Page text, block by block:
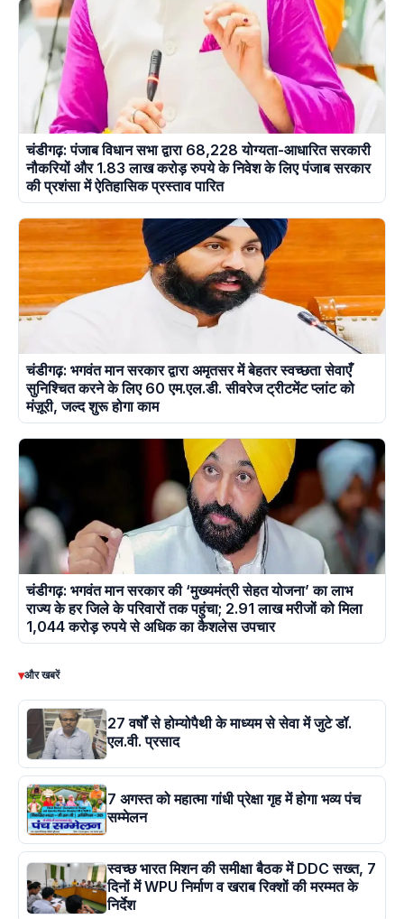
चंडीगढ़: पंजाब विधान सभा द्वारा 68,228 योग्यता-आधारित सरकारी
नौकरियों और 1.83 लाख करोड़ रुपये के निवेश के लिए पंजाब सरकार
की प्रशंसा में ऐतिहासिक प्रस्ताव पारित
चंडीगढ़: भगवंत मान सरकार द्वारा अमृतसर में बेहतर स्वच्छता सेवाएँ
सुनिश्चित करने के लिए 60 एम.एल.डी. सीवरेज ट्रीटमेंट प्लांट को
मंज़ूरी, जल्द शुरू होगा काम
चंडीगढ़: भगवंत मान सरकार की ‘मुख्यमंत्री सेहत योजना’ का लाभ
राज्य के हर जिले के परिवारों तक पहुंचा; 2.91 लाख मरीजों को मिला
1,044 करोड़ रुपये से अधिक का कैशलेस उपचार
▾और खबरें
27 वर्षों से होम्योपैथी के माध्यम से सेवा में जुटे डॉ.
एल.वी. प्रसाद
7 अगस्त को महात्मा गांधी प्रेक्षा गृह में होगा भव्य पंच
सम्मेलन
स्वच्छ भारत मिशन की समीक्षा बैठक में DDC सख्त, 7
दिनों में WPU निर्माण व खराब रिक्शों की मरम्मत के
निर्देश